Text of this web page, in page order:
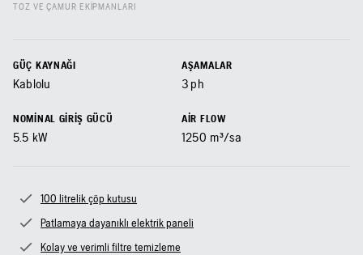
TOZ VE ÇAMUR EKIPMANLARI
GÜÇ KAYNAĞI
Kablolu
AŞAMALAR
3 ph
NOMINAL GIRIŞ GÜCÜ
5.5 kW
AIR FLOW
1250 m³/sa
100 litrelik çöp kutusu
Patlamaya dayanıklı elektrik paneli
Kolay ve verimli filtre temizleme